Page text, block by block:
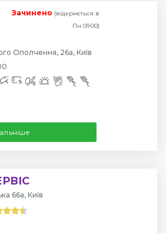
Зачинено (відкриється в
Пн 09:00)
Ополчення, 26а, Київ
66а, Київ